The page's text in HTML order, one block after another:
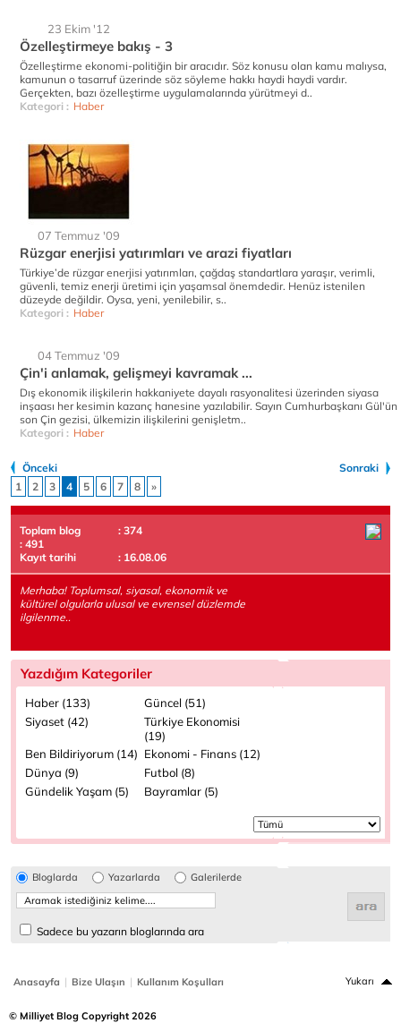
23 Ekim '12
Özelleştirmeye bakış - 3
Özelleştirme ekonomi-politiğin bir aracıdır. Söz konusu olan kamu malıysa,
kamunun o tasarruf üzerinde söz söyleme hakkı haydi haydi vardır.
Gerçekten, bazı özelleştirme uygulamalarında yürütmeyi d..
Kategori : Haber
07 Temmuz '09
Rüzgar enerjisi yatırımları ve arazi fiyatları
Türkiye’de rüzgar enerjisi yatırımları, çağdaş standartlara yaraşır, verimli,
güvenli, temiz enerji üretimi için yaşamsal önemdedir. Henüz istenilen
düzeyde değildir. Oysa, yeni, yenilebilir, s..
Kategori : Haber
04 Temmuz '09
Çin'i anlamak, gelişmeyi kavramak ...
Dış ekonomik ilişkilerin hakkaniyete dayalı rasyonalitesi üzerinden siyasa
inşaası her kesimin kazanç hanesine yazılabilir. Sayın Cumhurbaşkanı Gül'ün
son Çin gezisi, ülkemizin ilişkilerini genişletm..
Kategori : Haber
Önceki
Sonraki
1
2 3 4 5 6 7 8 »
Toplam blog
: 374
: 491
Kayıt tarihi
: 16.08.06
Merhaba! Toplumsal, siyasal, ekonomik ve
kültürel olgularla ulusal ve evrensel düzlemde
ilgilenme..
Yazdığım Kategoriler
Haber (133)
Güncel (51)
Siyaset (42)
Türkiye Ekonomisi
(19)
Ben Bildiriyorum (14) Ekonomi - Finans (12)
Dünya (9)
Futbol (8)
Gündelik Yaşam (5)
Bayramlar (5)
Bloglarda Yazarlarda Galerilerde
Sadece bu yazarın bloglarında ara
Anasayfa | Bize Ulaşın | Kullanım Koşulları Yukarı
© Milliyet Blog Copyright 2026